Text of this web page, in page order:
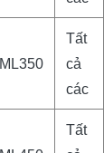
ML350
Tất
cả
các
Tất